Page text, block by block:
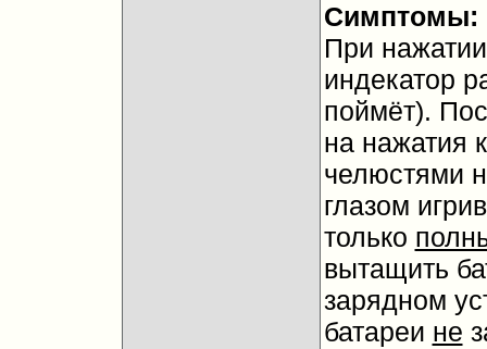
Симптомы:
При
индекатор
поймёт).
на нажатия
челюстями
глазом
только
вытащить
зарядном
батареи не